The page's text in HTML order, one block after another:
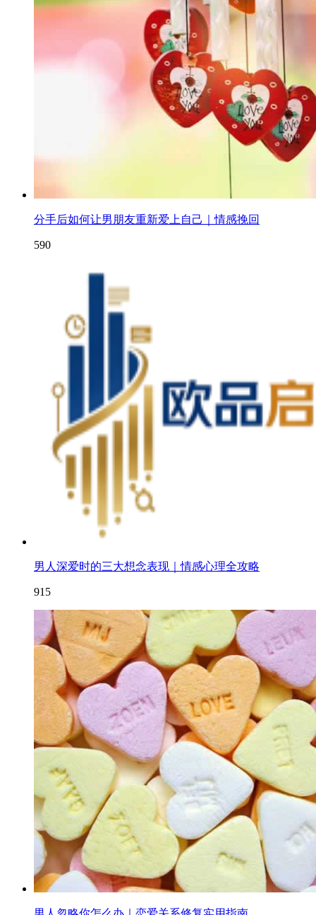
分手后如何让男朋友重新爱上自己｜情感挽回
590
男人深爱时的三大想念表现｜情感心理全攻略
915